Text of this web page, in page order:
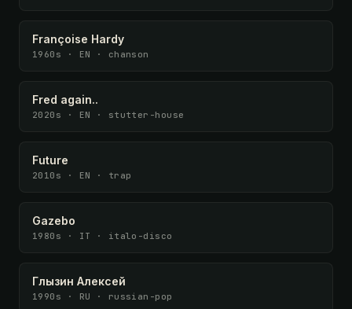
Françoise Hardy
1960s · EN · chanson
Fred again..
2020s · EN · stutter-house
Future
2010s · EN · trap
Gazebo
1980s · IT · italo-disco
Глызин Алексей
1990s · RU · russian-pop